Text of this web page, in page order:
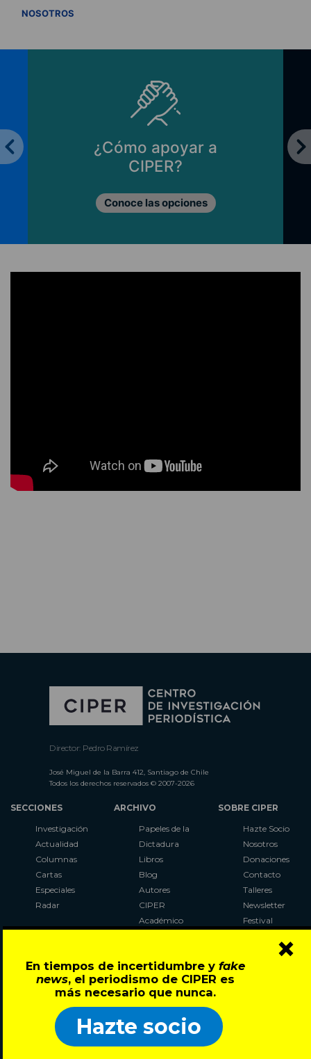
En tiempos de incertidumbre y fake
news, el periodismo de CIPER es
más necesario que nunca.
Hazte socio
×
NOSOTROS
¿Cómo apoyar a
CIPER?
Conoce las opciones
Director: Pedro Ramírez
José Miguel de la Barra 412, Santiago de Chile
Todos los derechos reservados © 2007-2026
SECCIONES
Investigación
Actualidad
Columnas
Cartas
Especiales
Radar
ARCHIVO
Papeles de la
Dictadura
Libros
Blog
Autores
CIPER
Académico
Al Plebiscito
con CIPER
SOBRE CIPER
Hazte Socio
Nosotros
Donaciones
Contacto
Talleres
Newsletter
Festival